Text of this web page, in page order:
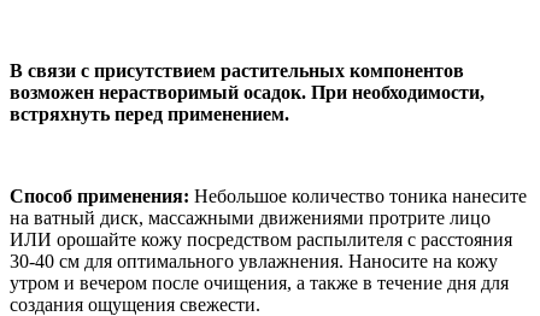
В связи с присутствием растительных компонентов
возможен нерастворимый осадок. При необходимости,
встряхнуть перед применением.
Способ применения: Небольшое количество тоника нанесите
на ватный диск, массажными движениями протрите лицо
ИЛИ орошайте кожу посредством распылителя с расстояния
30-40 см для оптимального увлажнения. Наносите на кожу
утром и вечером после очищения, а также в течение дня для
создания ощущения свежести.